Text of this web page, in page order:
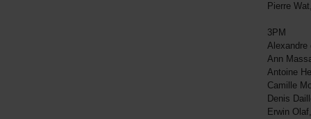
Pierre
3PM
Alexandre
Ann
Antoine
Camille
Denis
Erwin